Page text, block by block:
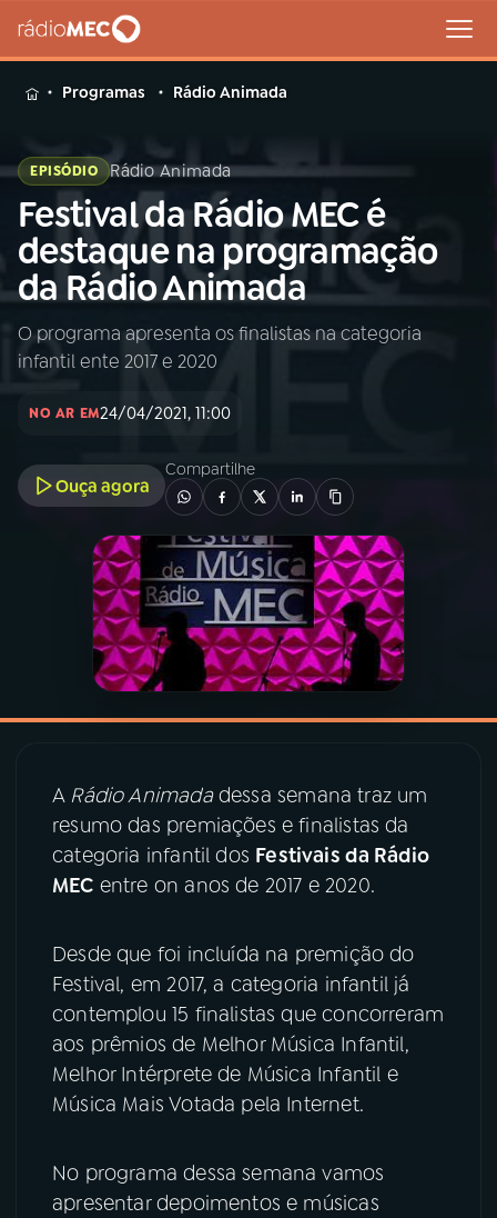
MENU
Buscar
na
Rádio
MEC
Buscar
Início AO VIVO
INÍCIO
A RÁDIO
PROGRAMAÇÃO
PROGRAMAS
PODCASTS
ÚLTIMAS
ACOMPANHE A RÁDIO MEC
YouTube Facebook
Instagram X
Programas Rádio Animada
EPISÓDIO Rádio Animada
Festival da Rádio MEC é
destaque na programação
da Rádio Animada
O programa apresenta os finalistas na categoria
infantil ente 2017 e 2020
NO AR EM24/04/2021, 11:00
Ouça agora
Compartilhe
A Rádio Animadadessa semana traz um
resumo das premiações e finalistas da
categoria infantil dos Festivais da Rádio
MEC entre on anos de 2017 e 2020.
Desde que foi incluída na premição do
Festival, em 2017, a categoria infantil já
contemplou 15 finalistas que concorreram
aos prêmios de Melhor Música Infantil,
Melhor Intérprete de Música Infantil e
Música Mais Votada pela Internet.
No programa dessa semana vamos
apresentar depoimentos e músicas